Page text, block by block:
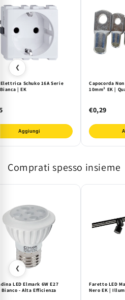
❮
Schuko 16A Serie
| EK
Aggiungi
Capocorda
10mm² EK |
€0,29
Comprati spesso insieme
❮
LED Elmark 6W E27
Bianco - Alta Efficienza
Faretto LED
Nero EK |